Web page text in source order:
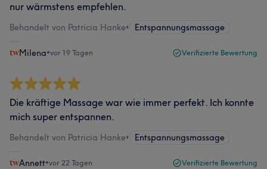
nur wärmstens empfehlen.
Behandelt von Patricia Hanke• Entspannungsmassage
Milena•vor 19 Tagen Verifizierte Bewertung
Die kräftige Massage war wie immer perfekt. Ich konnte
mich super entspannen.
Behandelt von Patricia Hanke• Entspannungsmassage
Annett•vor 22 Tagen Verifizierte Bewertung